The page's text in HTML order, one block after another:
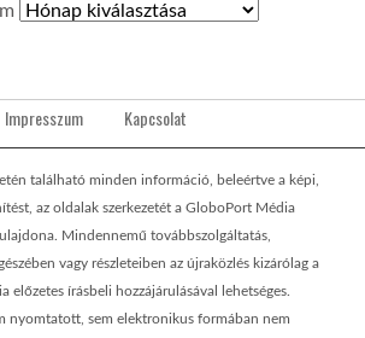
Impresszum Kapcsolat
található minden információ, beleértve a képi,
az oldalak szerkezetét a GloboPort Média
Mindennemű továbbszolgáltatás,
vagy részleteiben az újraközlés kizárólag a
előzetes írásbeli hozzájárulásával lehetséges.
nyomtatott, sem elektronikus formában nem